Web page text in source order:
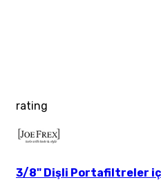
rating
3/8" Dişli Portafiltreler